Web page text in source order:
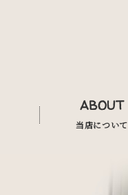
ABOUT
当店について